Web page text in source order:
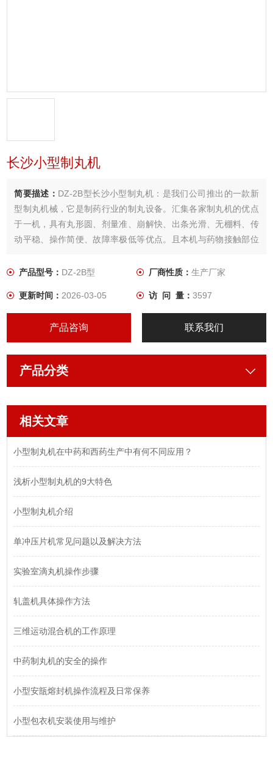
长沙小型制丸机
简要描述： DZ-2B型长沙小型制丸机：是我们公司推出的一款新
型制丸机械，它是制药行业的制丸设备。汇集各家制丸机的优点
于一机，具有丸形圆、剂量准、崩解快、出条光滑、无棚料、传
动平稳、操作简便、故障率极低等优点。且本机与药物接触部位
标准规范。
产品型号： DZ-2B型 厂商性质： 生产厂家
更新时间：2026-03-05 访 问 量： 3597
产品咨询 联系我们
产品分类
相关文章
小型制丸机在中药和西药生产中有何不同应用？
浅析小型制丸机的9大特色
小型制丸机介绍
单冲压片机常见问题以及解决方法
实验室滴丸机操作步骤
轧盖机具体操作方法
三维运动混合机的工作原理
中药制丸机的安全的操作
小型安瓿熔封机操作流程及日常保养
小型包衣机安装使用与维护